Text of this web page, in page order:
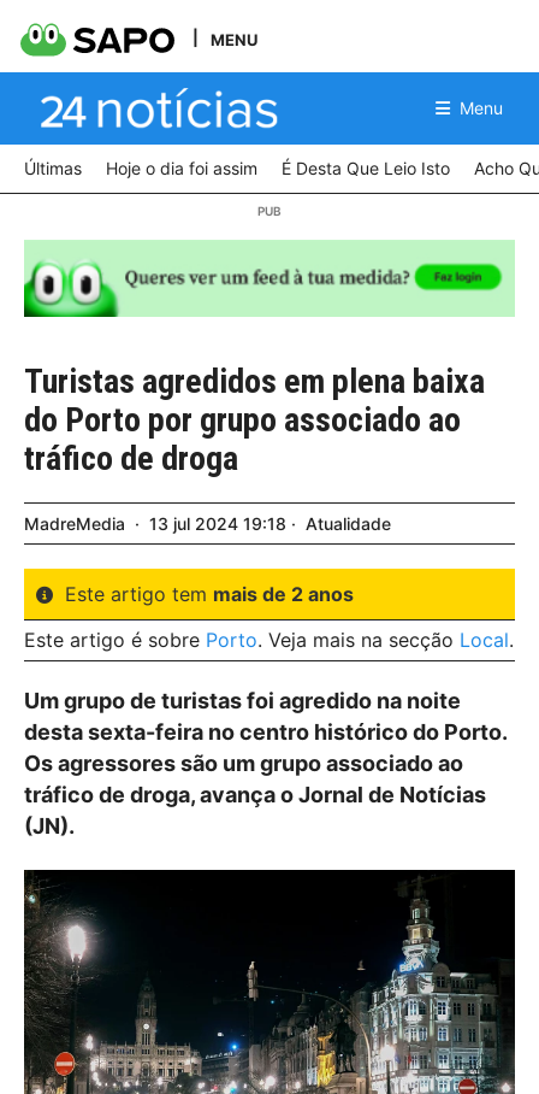
MENU
Menu
Últimas Hoje o dia foi assim É Desta Que Leio Isto Acho
Turistas agredidos em plena baixa
do Porto por grupo associado ao
tráfico de droga
MadreMedia 13 jul 2024 19:18 Atualidade
Este artigo tem mais de 2 anos
Este artigo é sobre Porto. Veja mais na secção Local.
Um grupo de turistas foi agredido na noite
desta sexta-feira no centro histórico do Porto.
Os agressores são um grupo associado ao
tráfico de droga, avança o Jornal de Notícias
(JN).